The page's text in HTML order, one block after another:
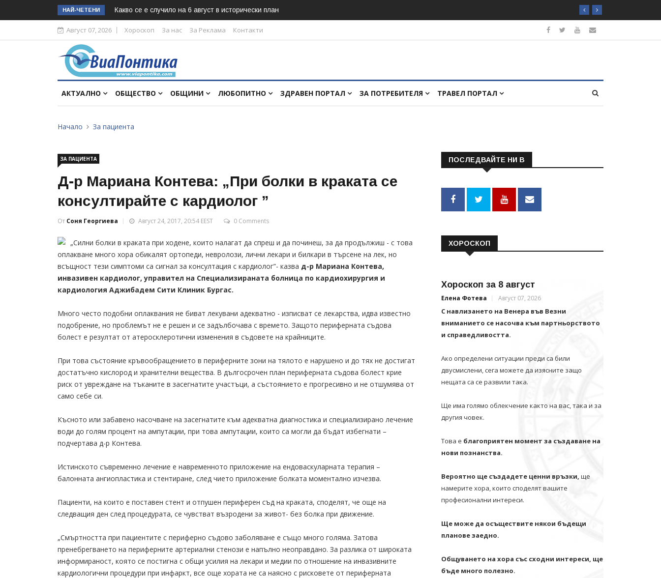
НАЙ-ЧЕТЕНИ Какво се е случило на 6 август в исторически план
Август 07, 2026 Хороскоп За нас За Реклама Контакти
АКТУАЛНО ОБЩЕСТВО ОБЩИНИ ЛЮБОПИТНО ЗДРАВЕН ПОРТАЛ ЗА ПОТРЕБИТЕЛЯ ТРАВЕЛ ПОРТАЛ
Начало За пациента
ЗА ПАЦИЕНТА
Д-р Мариана Контева: „При болки в краката се
консултирайте с кардиолог ”
От Соня Георгиева Август 24, 2017, 20:54 EEST 0 Comments
„Силни болки в краката при ходене, които налагат да спреш и да починеш, за да продължиш - с това
оплакване много хора обикалят ортопеди, невролози, лични лекари и билкари в търсене на лек, но
всъщност тези симптоми са сигнал за консултация с кардиолог”- казва д-р Мариана Контева,
инвазивен кардиолог, управител на Специализираната болница по кардиохирургия и
кардиология Аджибадем Сити Клиник Бургас.
Много често подобни оплаквания не биват лекувани адекватно - изписват се лекарства, идва известно
подобрение, но проблемът не е решен и се задълбочава с времето. Защото периферната съдова
болест е резултат от атеросклеротични изменения в съдовете на крайниците.
При това състояние кръвообращението в периферните зони на тялото е нарушено и до тях не достигат
достатъчно кислород и хранителни вещества. В дългосрочен план периферната съдова болест крие
риск от увреждане на тъканите в засегнатите участъци, а състоянието е прогресивно и не отшумява от
само себе си.
Късното или забавено насочване на засегнатите към адекватна диагностика и специализирано лечение
води до голям процент на ампутации, при това ампутации, които са могли да бъдат избегнати –
подчертава д-р Контева.
Истинското съвременно лечение е навременното приложение на ендоваскуларната терапия –
балонната ангиопластика и стентиране, след чието приложение болката моментално изчезва.
Пациенти, на които е поставен стент и отпушен периферен съд на краката, споделят, че още на
следващия ден след процедурата, се чувстват възродени за живот- без болка при движение.
„Смъртността при пациентите с периферно съдово заболяване е също много голяма. Затова
пренебрегването на периферните артериални стенози е напълно неоправдано. За разлика от широката
информираност, която се постигна с общи усилия на лекари и медии по отношение на инвазивните
кардиологични процедури при инфаркт, все още хората не са наясно с рисковете от периферната
ПОСЛЕДВАЙТЕ НИ В
ХОРОСКОП
Хороскоп за 8 август
Елена Фотева Август 07, 2026
С навлизането на Венера във Везни
вниманието се насочва към партньорството
и справедливостта.
Ако определени ситуации преди са били
двусмислени, сега можете да изясните защо
нещата са се развили така.
Ще има голямо облекчение както на вас, така и за
другия човек.
Това е благоприятен момент за създаване на
нови познанства.
Вероятно ще създадете ценни връзки, ще
намерите хора, които споделят вашите
професионални интереси.
Ще може да осъществите някои бъдещи
планове заедно.
Общуването на хора със сходни интереси, ще
бъде много полезно.